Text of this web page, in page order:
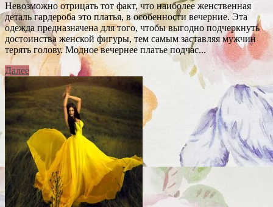
Невозможно отрицать тот факт, что наиболее женственная
деталь гардероба это платья, в особенности вечерние. Эта
одежда предназначена для того, чтобы выгодно подчеркнуть
достоинства женской фигуры, тем самым заставляя мужчин
терять голову. Модное вечернее платье подчас...
Далее